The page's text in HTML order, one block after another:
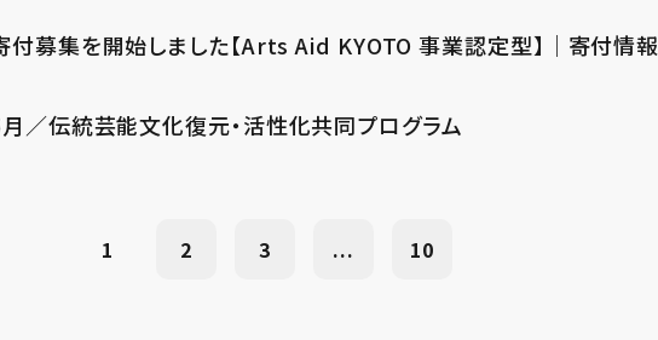
付募集を開始しました【Arts Aid KYOTO 事業認定型】｜寄付情報
／伝統芸能文化復元・活性化共同プログラム
1 2 3 ... 10